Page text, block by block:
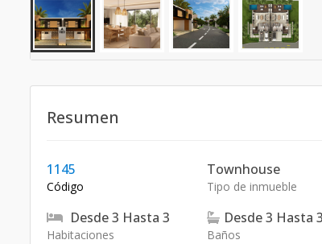
Resumen
1145
Código
Townhouse
Tipo de inmueble
Desde3 Hasta 3
Habitaciones
Desde3 Hasta 3
Baños